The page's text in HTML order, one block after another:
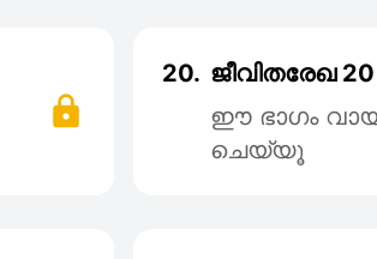
20. ജീവിതരേഖ
ഈ ഭാഗം
ചെയ്യൂ